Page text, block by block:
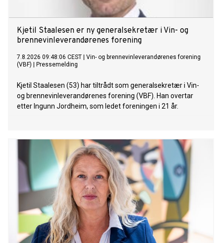
Kjetil Staalesen er ny generalsekretær i Vin- og
brennevinleverandørenes forening
7.8.2026 09:48:06 CEST
Vin- og brennevinleverandørenes forening
(VBF)
Pressemelding
Kjetil Staalesen (53) har tiltrådt som generalsekretær i Vin-
og brennevinleverandørenes forening (VBF). Han overtar
etter Ingunn Jordheim, som ledet foreningen i 21 år.